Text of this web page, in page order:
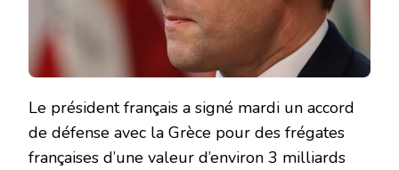
Le président français a signé mardi un accord
de défense avec la Grèce pour des frégates
françaises d’une valeur d’environ 3 milliards